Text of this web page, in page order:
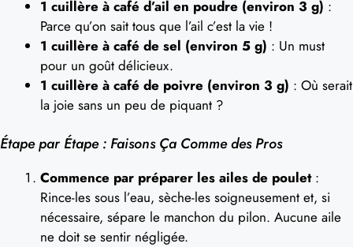
1 cuillère à café d’ail en poudre (environ 3 g) :
Parce qu’on sait tous que l’ail c’est la vie !
1 cuillère à café de sel (environ 5 g) : Un must
pour un goût délicieux.
1 cuillère à café de poivre (environ 3 g) : Où serait
la joie sans un peu de piquant ?
Étape par Étape : Faisons Ça Comme des Pros
Commence par préparer les ailes de poulet:
Rince-les sous l’eau, sèche-les soigneusement et, si
nécessaire, sépare le manchon du pilon. Aucune aile
ne doit se sentir négligée.